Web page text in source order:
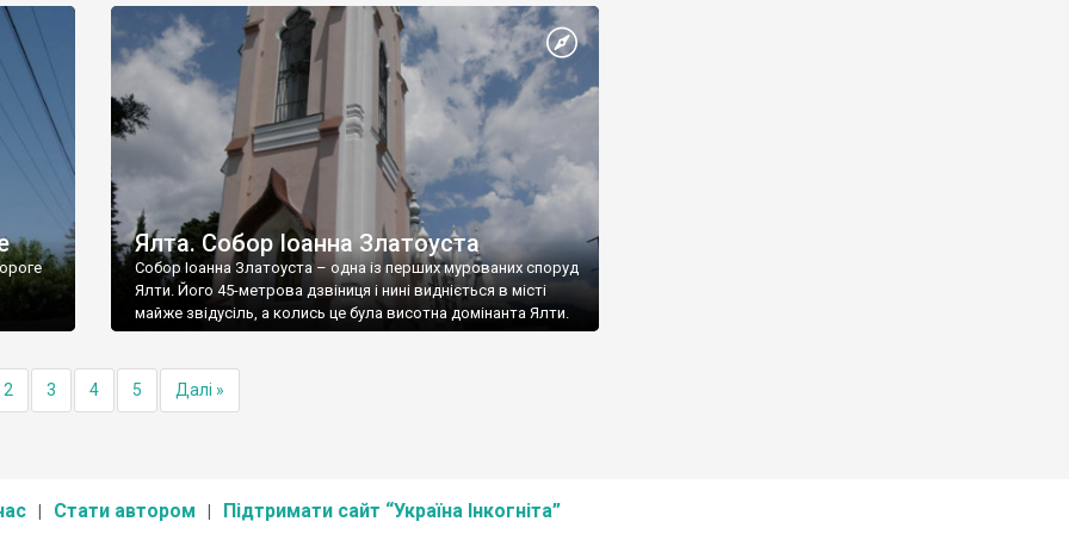
Ялта. Собор Іоанна Златоуста
Собор Іоанна Златоуста – одна із перших мурованих споруд
Ялти. Його 45-метрова дзвіниця і нині видніється в місті
майже звідусіль, а колись це була висотна домінанта Ялти.
2 3 4 5 Далі »
Стати автором Підтримати сайт “Україна Інкогніта”